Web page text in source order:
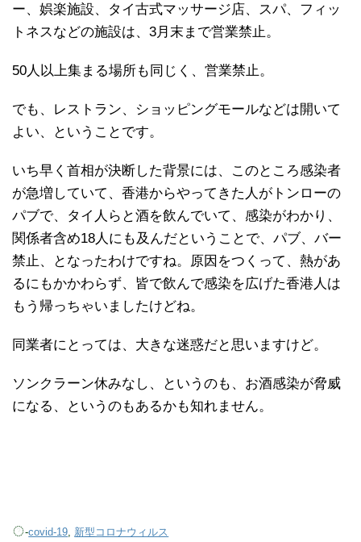
ー、娯楽施設、タイ古式マッサージ店、スパ、フィッ
トネスなどの施設は、3月末まで営業禁止。
50人以上集まる場所も同じく、営業禁止。
でも、レストラン、ショッピングモールなどは開いて
よい、ということです。
いち早く首相が決断した背景には、このところ感染者
が急増していて、香港からやってきた人がトンローの
パブで、タイ人らと酒を飲んでいて、感染がわかり、
関係者含め18人にも及んだということで、パブ、バー
禁止、となったわけですね。原因をつくって、熱があ
るにもかかわらず、皆で飲んで感染を広げた香港人は
もう帰っちゃいましたけどね。
同業者にとっては、大きな迷惑だと思いますけど。
ソンクラーン休みなし、というのも、お酒感染が脅威
になる、というのもあるかも知れません。
-covid-19 新型コロナウィルス